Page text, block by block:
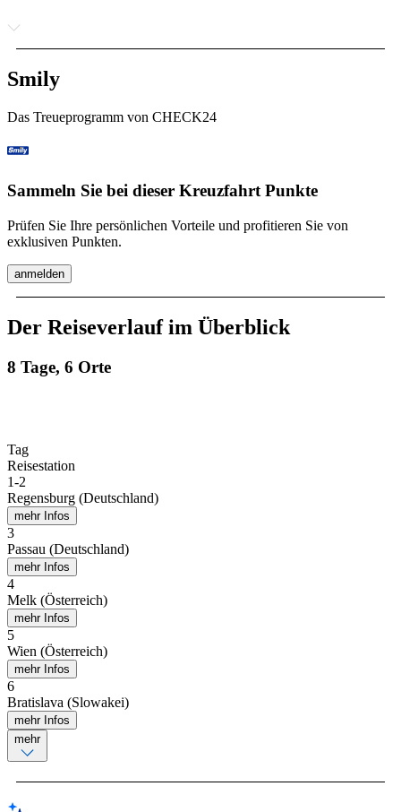
Smily
Das Treueprogramm von CHECK24
Sammeln Sie bei dieser Kreuzfahrt Punkte
Prüfen Sie Ihre persönlichen Vorteile und profitieren Sie von
exklusiven Punkten.
anmelden
Der Reiseverlauf im Überblick
8 Tage, 6 Orte
Tag
Reisestation
1-2
Regensburg (Deutschland)
mehr Infos
3
Passau (Deutschland)
mehr Infos
4
Melk (Österreich)
mehr Infos
5
Wien (Österreich)
mehr Infos
6
Bratislava (Slowakei)
mehr Infos
mehr